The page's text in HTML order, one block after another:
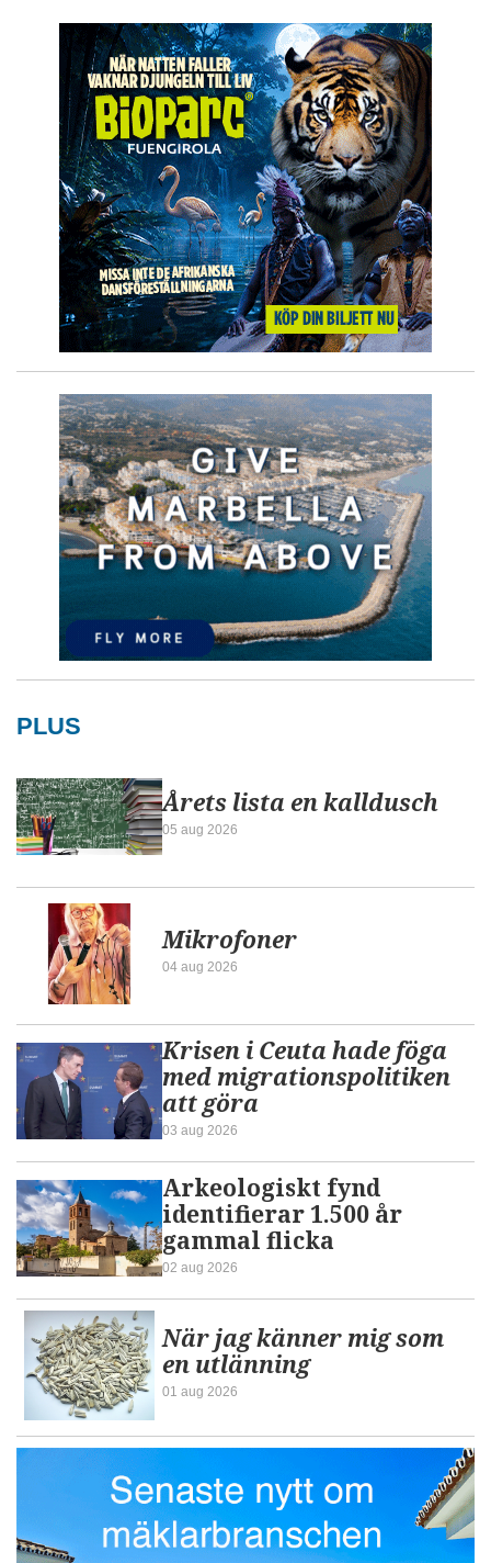
PLUS
Årets lista en kalldusch
05 aug 2026
Mikrofoner
04 aug 2026
Krisen i Ceuta hade föga
med migrationspolitiken
att göra
03 aug 2026
Arkeologiskt fynd
identifierar 1.500 år
gammal flicka
02 aug 2026
När jag känner mig som
en utlänning
01 aug 2026